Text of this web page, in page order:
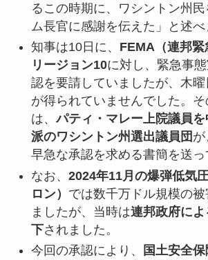
るこの時期に、ワシントン州
ム長官に感謝を伝えた」と述べ
知事は10日に、 FEMA（連邦緊
リージョン10に対し、緊急事
認を要請していましたが、木
が得られていませんでした。
は、パティ・マレー上院議員
派のワシントン州選出議員団 が
早急な承認を求める書簡を送っ
なお、 2024年11月の爆弾低気
ロン） では数千万ドル規模の
ましたが、当時は連邦政府に
下されました。
今回の承認により、
国土安全